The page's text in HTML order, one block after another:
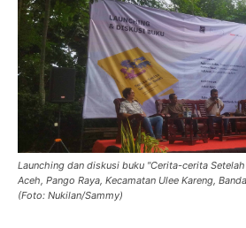
Launching dan diskusi buku "Cerita-cerita
Aceh, Pango Raya, Kecamatan Ulee Kareng,
(Foto: Nukilan/Sammy)